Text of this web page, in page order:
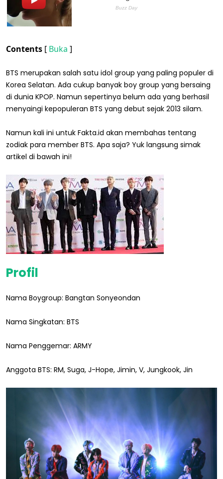
Contents [ Buka ]
BTS merupakan salah satu idol group yang paling populer di
Korea Selatan. Ada cukup banyak boy group yang bersaing
di dunia KPOP. Namun sepertinya belum ada yang berhasil
menyaingi kepopuleran BTS yang debut sejak 2013 silam.
Namun kali ini untuk Fakta.id akan membahas tentang
zodiak para member BTS. Apa saja? Yuk langsung simak
artikel di bawah ini!
Profil
Nama Boygroup: Bangtan Sonyeondan
Nama Singkatan: BTS
Nama Penggemar: ARMY
Anggota BTS: RM, Suga, J-Hope, Jimin, V, Jungkook, Jin